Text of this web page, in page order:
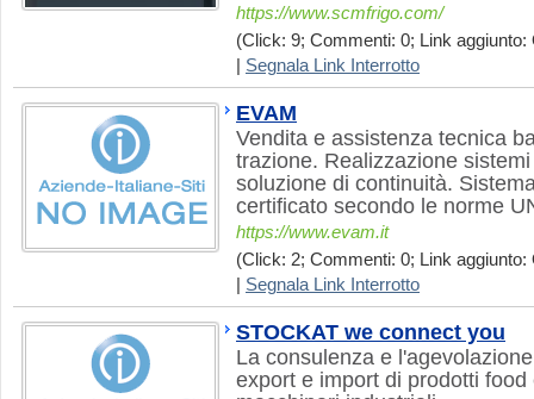
https://www.scmfrigo.com/
(Click: 9; Commenti: 0; Link aggiunto:
Segnala Link Interrotto
EVAM
Vendita e assistenza tecnica
trazione. Realizzazione
soluzione di continuità.
certificato secondo le norme
https://www.evam.it
(Click: 2; Commenti: 0; Link aggiunto:
Segnala Link Interrotto
STOCKAT we connect you
La consulenza e
export e import di prodotti